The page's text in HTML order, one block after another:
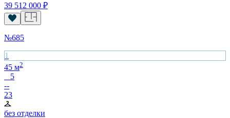
39 512 000 ₽
№685
1
45 м2
5
--
23
без отделки